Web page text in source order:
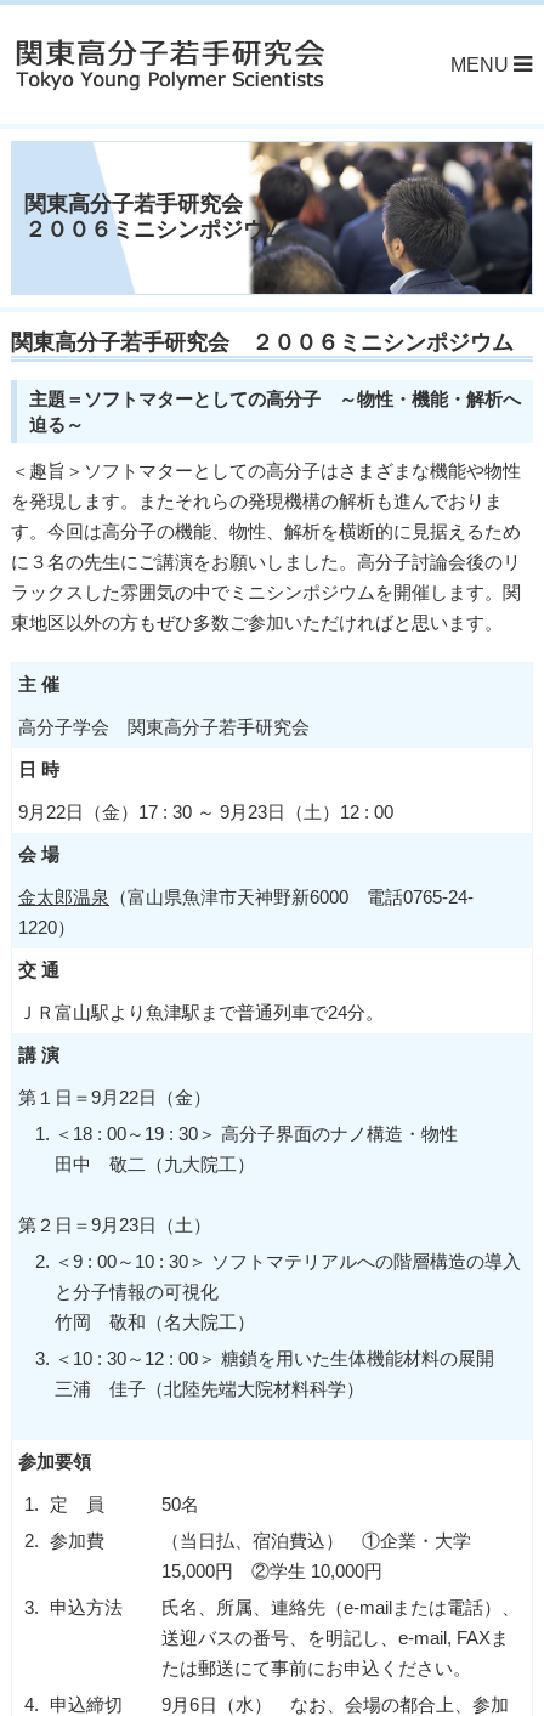
MENU
関東高分子若手研究会
２００６ミニシンポジウム
関東高分子若手研究会 ２００６ミニシンポジウム
主題＝ソフトマターとしての高分子 ～物性・機能・解析へ
迫る～
＜趣旨＞ソフトマターとしての高分子はさまざまな機能や物性
を発現します。またそれらの発現機構の解析も進んでおりま
す。今回は高分子の機能、物性、解析を横断的に見据えるため
に３名の先生にご講演をお願いしました。高分子討論会後のリ
ラックスした雰囲気の中でミニシンポジウムを開催します。関
東地区以外の方もぜひ多数ご参加いただければと思います。
主 催
高分子学会 関東高分子若手研究会
日 時
9月22日（金）17 : 30 ～ 9月23日（土）12 : 00
会 場
金太郎温泉
（富山県魚津市天神野新6000 電話0765-24-
1220）
交 通
ＪＲ富山駅より魚津駅まで普通列車で24分。
講 演
第１日＝9月22日（金）
＜18 : 00～19 : 30＞ 高分子界面のナノ構造・物性
田中 敬二（九大院工）
第２日＝9月23日（土）
＜9 : 00～10 : 30＞ ソフトマテリアルへの階層構造の導入
と分子情報の可視化
竹岡 敬和（名大院工）
＜10 : 30～12 : 00＞ 糖鎖を用いた生体機能材料の展開
三浦 佳子（北陸先端大院材料科学）
参加要領
1. 定 員
50名
2. 参加費
（当日払、宿泊費込） ①企業・大学
15,000円 ②学生 10,000円
3.
申込方法
氏名、所属、連絡先（e-mailまたは電話）、
送迎バスの番号、を明記し、e-mail, FAXま
たは郵送にて事前にお申込ください。
4.
申込締切
9月6日（水） なお、会場の都合上、参加